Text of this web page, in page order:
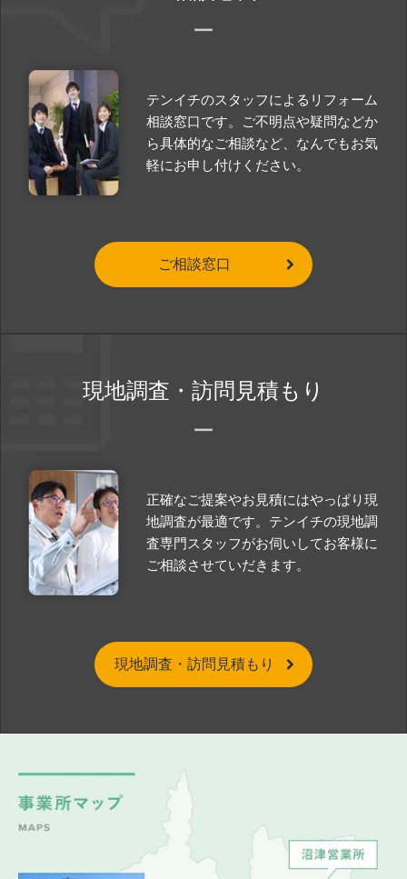
テンイチのスタッフによるリフォーム
相談窓口です。ご不明点や疑問などか
ら具体的なご相談など、なんでもお気
軽にお申し付けください。
ご相談窓口
現地調査・訪問見積もり
正確なご提案やお見積にはやっぱり現
地調査が最適です。テンイチの現地調
査専門スタッフがお伺いしてお客様に
ご相談させていだきます。
現地調査・訪問見積もり